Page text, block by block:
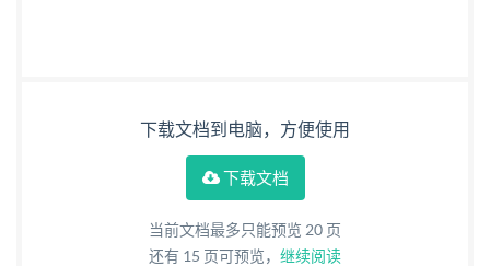
下载文档到电脑，方便使用
下载文档
当前文档最多只能预览 20 页
还有 15 页可预览， 继续阅读